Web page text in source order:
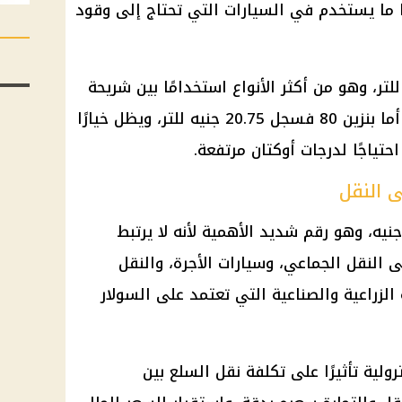
ما يستخدم في السيارات التي تحتاج إلى وقود
92 نحو 22.25 جنيه للتر، وهو من أكثر الأنواع استخدامًا بين شريحة
واسعة من ملاك السيارات الخاصة. أما بنزين 80 فسجل 20.75 جنيه للتر، ويظل خيارًا
لدرجات أوكتان مرتفعة.
النقل
سعر لتر السولار عند 20.50 جنيه، وهو رقم شديد الأهمية لأنه لا يرتبط
الجماعي، وسيارات الأجرة، والنقل
والصناعية التي تعتمد على السولار
تأثيرًا على تكلفة نقل السلع بين